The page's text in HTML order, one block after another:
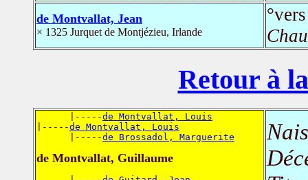
de Montvallat, Jean
× 1325 Jurquet de Montjézieu, Irlande
Retour à
      |-----
de Montvallat, Louis
|-----de Montvallat, Louis
      |-----
de Brossadol, Marguerite
de Montvallat, Guillaume